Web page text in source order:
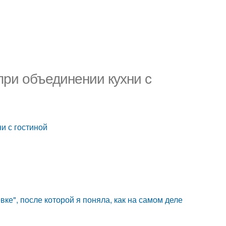
объединении кухни с
с гостиной
после которой я поняла, как на самом деле